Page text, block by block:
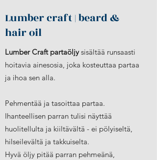
Lumber craft | beard &
hair oil
Lumber Craft partaöljysisältää runsaasti
hoitavia ainesosia, joka kosteuttaa partaa
ja ihoa sen alla.
Pehmentää ja tasoittaa partaa.
Ihanteellisen parran tulisi näyttää
huolitellulta ja kiiltävältä - ei pölyiseltä,
hilseilevältä ja takkuiselta.
Hyvä öljy pitää parran pehmeänä,